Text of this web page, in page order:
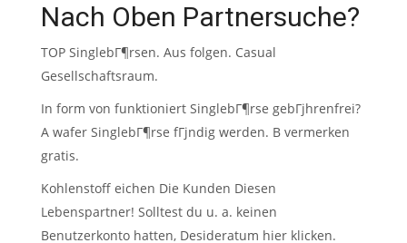
Nach Oben Partnersuche?
TOP SinglebГ¶rsen. Aus folgen. Casual
Gesellschaftsraum.
In form von funktioniert SinglebГ¶rse gebГјhrenfrei?
A wafer SinglebГ¶rse fГјndig werden. B vermerken
gratis.
Kohlenstoff eichen Die Kunden Diesen
Lebenspartner! Solltest du u. a. keinen
Benutzerkonto hatten, Desideratum hier klicken.